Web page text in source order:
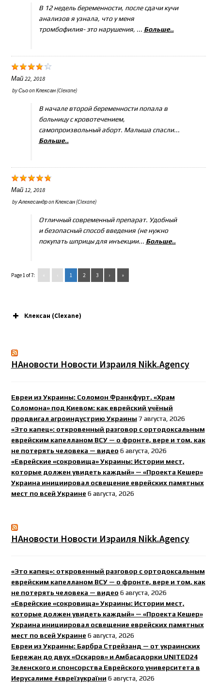
В 12 недель беременности, после сдачи кучи
анализов я узнала, что у меня
тромбофилия- это нарушения, ... Больше..
Май 22, 2018
byСьоonКлексан (Clexane)
В начале второй беременности попала в
больницу с кровотечением,
самопроизвольный аборт. Малыша спасли...
Больше..
Май 12, 2018
byАлекесандрonКлексан (Clexane)
Отличный современный препарат. Удобный
и безопасный способ введения (не нужно
покупать шприцы для инъекции... Больше..
Page 1 of 7: ‹ 1 2 3 › »
Клексан (Clexane)
НАновости Новости Израиля Nikk.Agency
Евреи из Украины: Соломон Франкфурт. «Храм
Соломона» под Киевом: как еврейский учёный
продвигал агроиндустрию Украины 7 августа, 2026
«Это капец»: откровенный разговор с ортодоксальным
еврейским капелланом ВСУ — о фронте, вере и том, как
не потерять человека — видео 6 августа, 2026
«Еврейские «сокровища» Украины: Истории мест,
которые должен увидеть каждый» — «Проекта Кешер»
Украина инициировал освещение еврейских памятных
мест по всей Украине 6 августа, 2026
НАновости Новости Израиля Nikk.Agency
«Это капец»: откровенный разговор с ортодоксальным
еврейским капелланом ВСУ — о фронте, вере и том, как
не потерять человека — видео 6 августа, 2026
«Еврейские «сокровища» Украины: Истории мест,
которые должен увидеть каждый» — «Проекта Кешер»
Украина инициировал освещение еврейских памятных
мест по всей Украине 6 августа, 2026
Евреи из Украины: Барбра Стрейзанд — от украинских
Бережан до двух «Оскаров» и Амбасадорки UNITED24
Зеленского и спонсорства Еврейского университета в
Иерусалиме #євреїзукраїни 6 августа, 2026